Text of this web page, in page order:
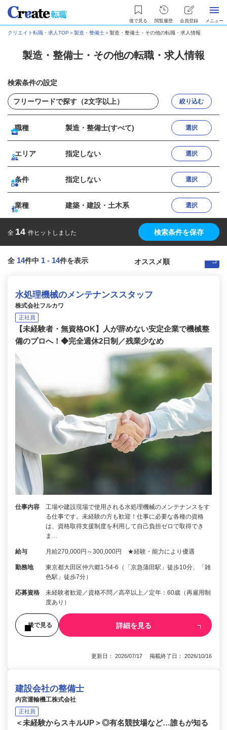
後で見る 閲覧履歴 会員登録 メニュー
クリエイト転職・求人TOP ＞製造・整備士＞製造・整備士・その他の転職・求人情報
製造・整備士・その他の転職・求人情報
検索条件の設定
絞り込む
職種 製造・整備士(すべて) 選択
エリア 指定しない 選択
条件 指定しない 選択
業種 建築・建設・土木系 選択
全 14 件ヒットしました 検索条件を保存
全 14件中 1 - 14件を表示
水処理機械のメンテナンススタッフ
株式会社フルカワ
正社員
【未経験者・無資格OK】人が辞めない安定企業で機械整
備のプロへ！◆完全週休2日制／残業少なめ
仕事内容
工場や建設現場で使用される水処理機械のメンテナンスをす
る仕事です。未経験の方も歓迎！仕事に必要な各種の資格
は、資格取得支援制度を利用して自己負担ゼロで取得でき
ま…
給与 月給270,000円～300,000円 ★経験・能力により優遇
勤務地
東京都大田区仲六郷1-54-6（「京急蒲田駅」徒歩10分、「雑
色駅」徒歩7分）
応募資格
未経験者歓迎／資格不問／高卒以上／定年：60歳（再雇用制
度あり）
後で見る 詳細を見る
更新日： 2026/07/17 掲載終了日： 2026/10/16
建設会社の整備士
内宮運輸機工株式会社
正社員
＜未経験からスキルUP＞◎有名競技場など…誰もが知る